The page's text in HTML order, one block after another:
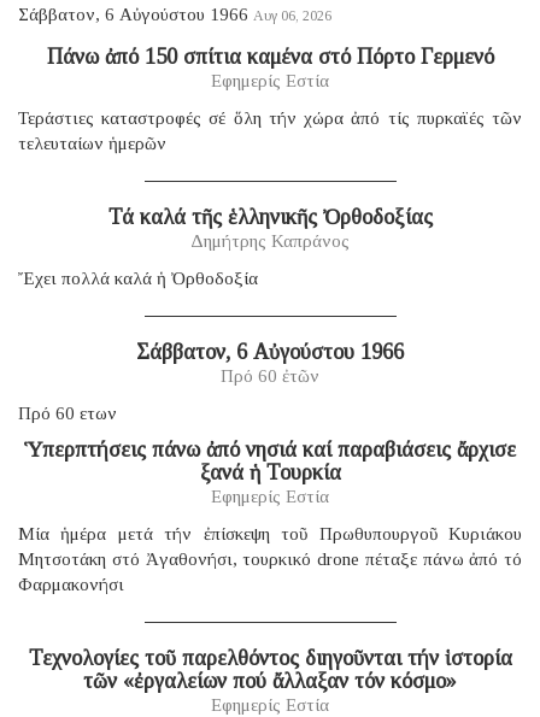
Σάββατον, 6 Αὐγούστου 1966 Αυγ 06, 2026
Πάνω ἀπό 150 σπίτια καμένα στό Πόρτο Γερμενό
Εφημερίς Εστία
Τεράστιες καταστροφές σέ ὅλη τήν χώρα ἀπό τίς πυρκαϊές τῶν
τελευταίων ἡμερῶν
Τά καλά τῆς ἑλληνικῆς Ὀρθοδοξίας
Δημήτρης Καπράνος
Ἔχει πολλά καλά ἡ Ὀρθοδοξία
Σάββατον, 6 Αὐγούστου 1966
Πρό 60 ἐτῶν
Πρό 60 ετων
Ὑπερπτήσεις πάνω ἀπό νησιά καί παραβιάσεις ἄρχισε
ξανά ἡ Τουρκία
Εφημερίς Εστία
Μία ἡμέρα μετά τήν ἐπίσκεψη τοῦ Πρωθυπουργοῦ Κυριάκου
Μητσοτάκη στό Ἀγαθονήσι, τουρκικό drone πέταξε πάνω ἀπό τό
Φαρμακονήσι
Τεχνολογίες τοῦ παρελθόντος διηγοῦνται τήν ἱστορία
τῶν «ἐργαλείων πού ἄλλαξαν τόν κόσμο»
Εφημερίς Εστία